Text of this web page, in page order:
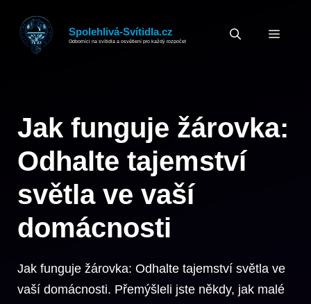
obsah
Spolehlivá-Svítidla.cz
Odborníci na svítidla a osvětlení pro každý rozpočet
Jak funguje žárovka:
Odhalte tajemství
světla ve vaší
domácnosti
Jak funguje žárovka: Odhalte tajemství světla ve
vaší domácnosti. Přemýšleli jste někdy, jak malé